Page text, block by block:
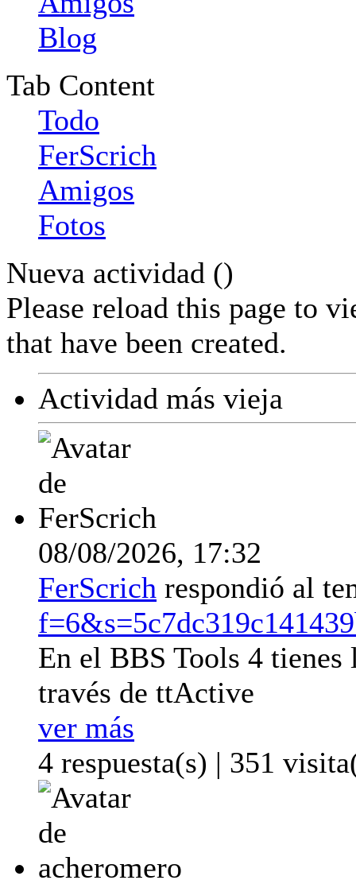
Blog
Tab Content
Todo
FerScrich
Amigos
Fotos
Nueva actividad ()
Please reload this page to
that have been created.
Actividad más vieja
08/08/2026, 17:32
FerScrich respondió al
En el BBS Tools 4 tienes
través de ttActive
ver más
4 respuesta(s) | 351